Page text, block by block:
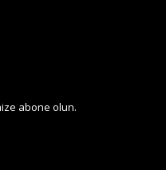
abone olun.